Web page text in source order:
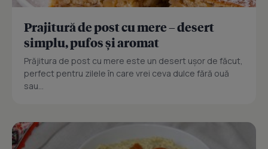
Prajitură de post cu mere – desert
simplu, pufos și aromat
Prăjitura de post cu mere este un desert ușor de făcut,
perfect pentru zilele în care vrei ceva dulce fără ouă
sau...